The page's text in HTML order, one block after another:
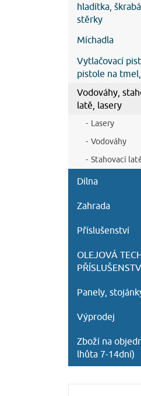
hladítka,
stěrky
Míchadla
Vytlačovací
pistole na
Vodováhy,
latě, lasery
Lasery
Vodováhy
Stahovací
Dílna
Zahrada
Příslušenství
OLEJOVÁ
Panely,
Výprodej
Zboží na
lhůta 7-14dní)